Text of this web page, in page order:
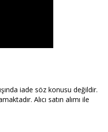
iade söz konusu değildir.
Alıcı satın alımı ile